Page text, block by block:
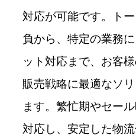
対応が可能です。ト
負から、特定の業務
ット対応まで、お客
販売戦略に最適なソ
ます。繁忙期やセー
対応し、安定した物